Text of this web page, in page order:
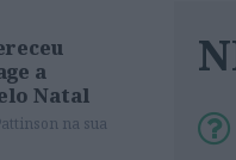
a
Natal
na sua